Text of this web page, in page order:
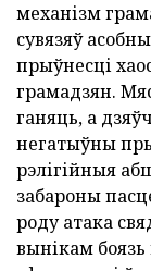
механізм
сувязяў
прыўнесці
грамадзян.
ганяць, а
негатыўны
рэлігійныя
забароны
роду атака
вынікам